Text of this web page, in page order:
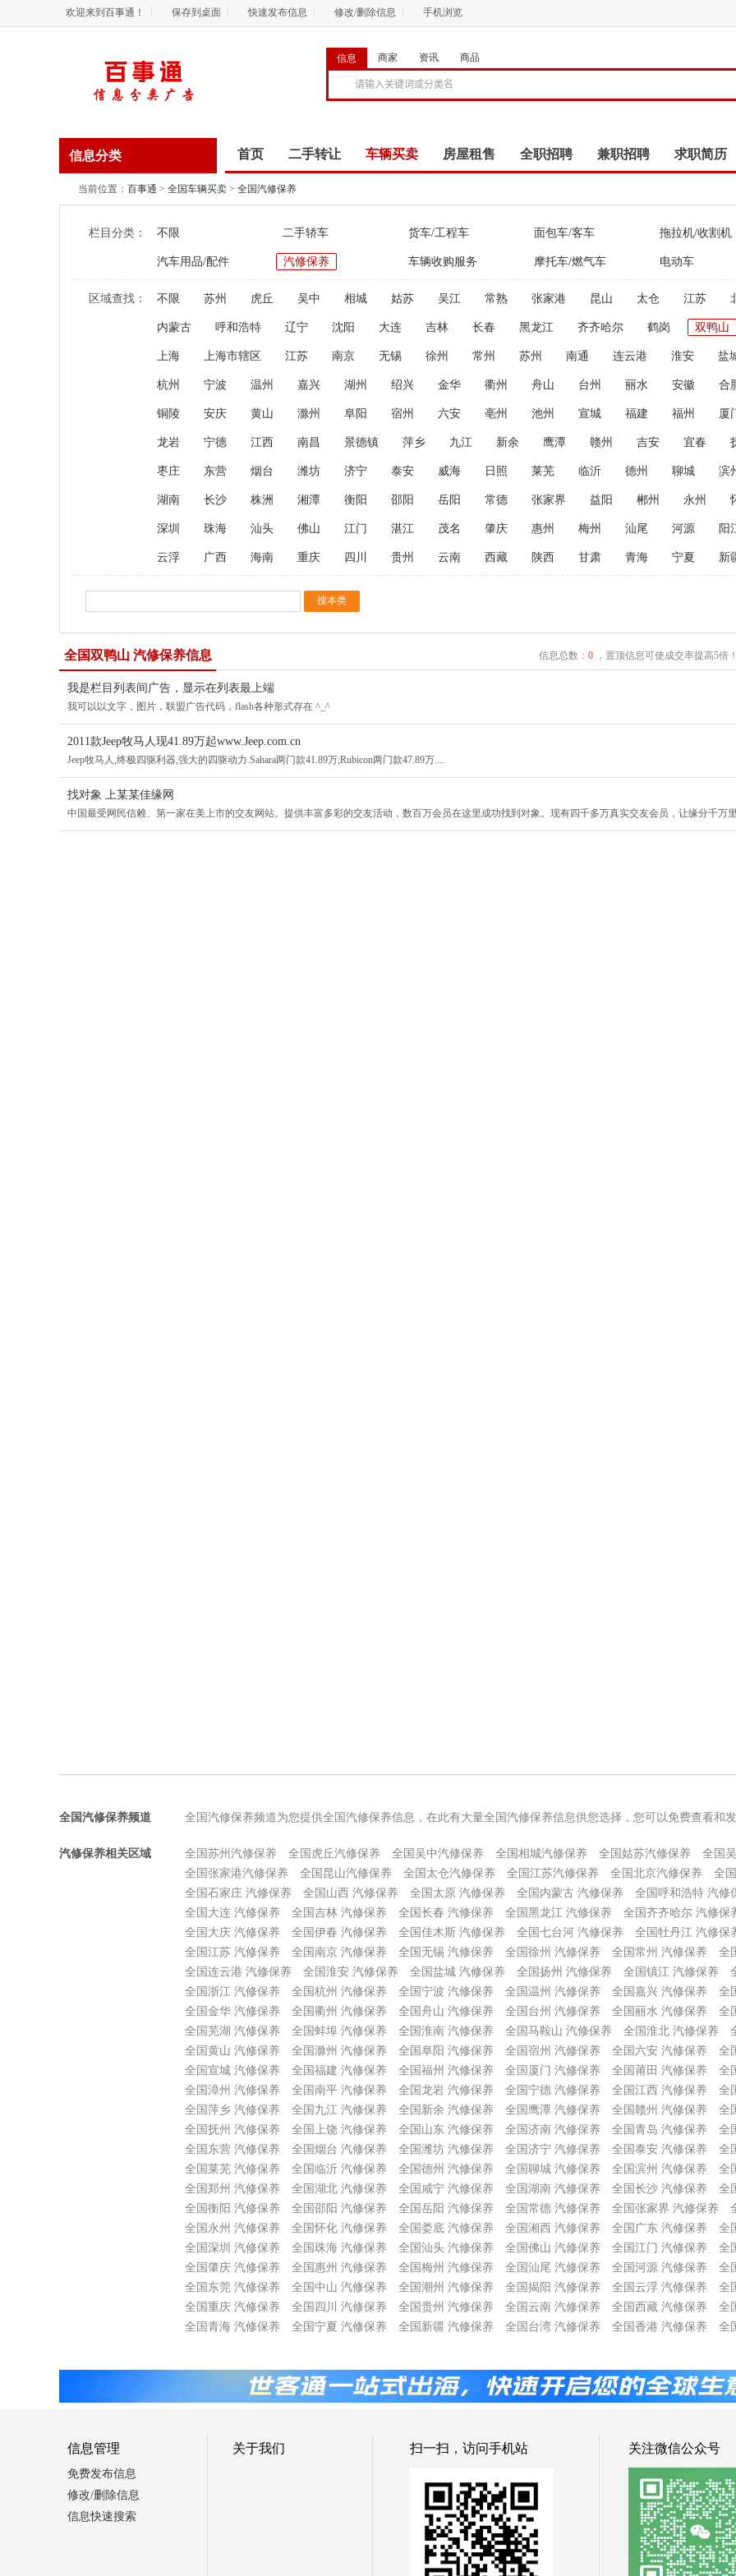
欢迎来到百事通！ 保存到桌面 快速发布信息 修改/删除信息 手机浏览
信息 商家 资讯 商品
信息分类 首页 二手转让 车辆买卖 房屋租售 全职招聘 兼职招聘 求职简历
商务服务
当前位置： 百事通 > 全国车辆买卖 > 全国汽修保养
栏目分类： 不限 二手轿车 货车/工程车 面包车/客车 拖拉机/收割机
汽车用品/配件 汽修保养 车辆收购服务 摩托车/燃气车 电动车
区域查找： 不限 苏州 虎丘 吴中 相城 姑苏 吴江 常熟 张家港 昆山 太仓 江苏
内蒙古 呼和浩特 辽宁 沈阳 大连 吉林 长春 黑龙江 齐齐哈尔 鹤岗 双鸭山
上海 上海市辖区 江苏 南京 无锡 徐州 常州 苏州 南通 连云港 淮安 盐
杭州 宁波 温州 嘉兴 湖州 绍兴 金华 衢州 舟山 台州 丽水 安徽 合
铜陵 安庆 黄山 滁州 阜阳 宿州 六安 亳州 池州 宣城 福建 福州 厦
龙岩 宁德 江西 南昌 景德镇 萍乡 九江 新余 鹰潭 赣州 吉安 宜春
枣庄 东营 烟台 潍坊 济宁 泰安 威海 日照 莱芜 临沂 德州 聊城 滨
湖南 长沙 株洲 湘潭 衡阳 邵阳 岳阳 常德 张家界 益阳 郴州 永州
深圳 珠海 汕头 佛山 江门 湛江 茂名 肇庆 惠州 梅州 汕尾 河源 阳
云浮 广西 海南 重庆 四川 贵州 云南 西藏 陕西 甘肃 青海 宁夏 新
全国双鸭山 汽修保养信息 信息总数： 0，置顶信息可使成交率提高5倍
我是栏目列表间广告，显示在列表最上端
我可以以文字，图片，联盟广告代码，flash各种形式存在 ^_^
2011款Jeep牧马人现41.89万起www.Jeep.com.cn
Jeep牧马人,终极四驱利器,强大的四驱动力.Sahara两门款41.89万;Rubicon两门款47.89万....
找对象 上某某佳缘网
中国最受网民信赖、第一家在美上市的交友网站。提供丰富多彩的交友活动，数百万会员在这里成功找到对象。现有四千多万真实交友会员，让缘分千万
全国汽修保养频道 全国汽修保养频道为您提供全国汽修保养信息，在此有大量全国汽修保养信息供您选择，您可以免费查看和
汽修保养相关区域 全国苏州汽修保养 全国虎丘汽修保养 全国吴中汽修保养 全国相城汽修保养 全国姑苏汽修保养
全国
全国张家港汽修保养
全国昆山汽修保养 全国太仓汽修保养 全国江苏汽修保养 全国北京汽修保养
全
全国石家庄 汽修保养
全国山西 汽修保养 全国太原 汽修保养 全国内蒙古 汽修保养
全国呼和浩特 汽修
全国大连 汽修保养
全国吉林 汽修保养 全国长春 汽修保养 全国黑龙江 汽修保养
全国齐齐哈尔 汽修保
全国大庆 汽修保养
全国伊春 汽修保养 全国佳木斯 汽修保养 全国七台河 汽修保养
全国牡丹江 汽修保
全国江苏 汽修保养
全国南京 汽修保养 全国无锡 汽修保养 全国徐州 汽修保养 全国常州 汽修保养
全
全国连云港 汽修保养
全国淮安 汽修保养 全国盐城 汽修保养 全国扬州 汽修保养 全国镇江 汽修保养
全国浙江 汽修保养
全国杭州 汽修保养 全国宁波 汽修保养 全国温州 汽修保养 全国嘉兴 汽修保养
全
全国金华 汽修保养
全国衢州 汽修保养 全国舟山 汽修保养 全国台州 汽修保养 全国丽水 汽修保养
全
全国芜湖 汽修保养
全国蚌埠 汽修保养 全国淮南 汽修保养 全国马鞍山 汽修保养 全国淮北 汽修保养
全国黄山 汽修保养
全国滁州 汽修保养 全国阜阳 汽修保养 全国宿州 汽修保养 全国六安 汽修保养
全
全国宣城 汽修保养
全国福建 汽修保养 全国福州 汽修保养 全国厦门 汽修保养 全国莆田 汽修保养
全
全国漳州 汽修保养
全国南平 汽修保养 全国龙岩 汽修保养 全国宁德 汽修保养 全国江西 汽修保养
全
全国萍乡 汽修保养
全国九江 汽修保养 全国新余 汽修保养 全国鹰潭 汽修保养 全国赣州 汽修保养
全
全国抚州 汽修保养
全国上饶 汽修保养 全国山东 汽修保养 全国济南 汽修保养 全国青岛 汽修保养
全
全国东营 汽修保养
全国烟台 汽修保养 全国潍坊 汽修保养 全国济宁 汽修保养 全国泰安 汽修保养
全
全国莱芜 汽修保养
全国临沂 汽修保养 全国德州 汽修保养 全国聊城 汽修保养 全国滨州 汽修保养
全
全国郑州 汽修保养
全国湖北 汽修保养 全国咸宁 汽修保养 全国湖南 汽修保养 全国长沙 汽修保养
全
全国衡阳 汽修保养
全国邵阳 汽修保养 全国岳阳 汽修保养 全国常德 汽修保养 全国张家界 汽修保养
全国永州 汽修保养
全国怀化 汽修保养 全国娄底 汽修保养 全国湘西 汽修保养 全国广东 汽修保养
全
全国深圳 汽修保养
全国珠海 汽修保养 全国汕头 汽修保养 全国佛山 汽修保养 全国江门 汽修保养
全
全国肇庆 汽修保养
全国惠州 汽修保养 全国梅州 汽修保养 全国汕尾 汽修保养 全国河源 汽修保养
全
全国东莞 汽修保养
全国中山 汽修保养 全国潮州 汽修保养 全国揭阳 汽修保养 全国云浮 汽修保养
全
全国重庆 汽修保养
全国四川 汽修保养 全国贵州 汽修保养 全国云南 汽修保养 全国西藏 汽修保养
全
全国青海 汽修保养
全国宁夏 汽修保养 全国新疆 汽修保养 全国台湾 汽修保养 全国香港 汽修保养 全
信息管理
免费发布信息
修改/删除信息
信息快速搜索
关于我们 扫一扫，访问手机站 关注微信公众号